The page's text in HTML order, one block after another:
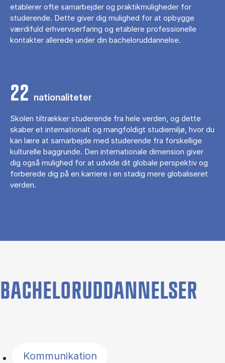
etablerer ofte samarbejder og praktikmuligheder for
studerende. Dette giver dig mulighed for at opbygge
værdifuld erhvervserfaring og etablere professionelle
kontakter allerede under din bacheloruddannelse.
22 nationaliteter
Skolen tiltrækker studerende fra hele verden, og dette
skaber et internationalt og mangfoldigt studiemiljø, hvor du
kan lære at samarbejde med studerende fra forskellige
kulturelle baggrunde. Den internationale dimension giver
dig også mulighed for at udvide dit globale perspektiv og
forberede dig på en karriere i en stadig mere globaliseret
verden.
BACHELORUDDANNELSER
Kommunikation